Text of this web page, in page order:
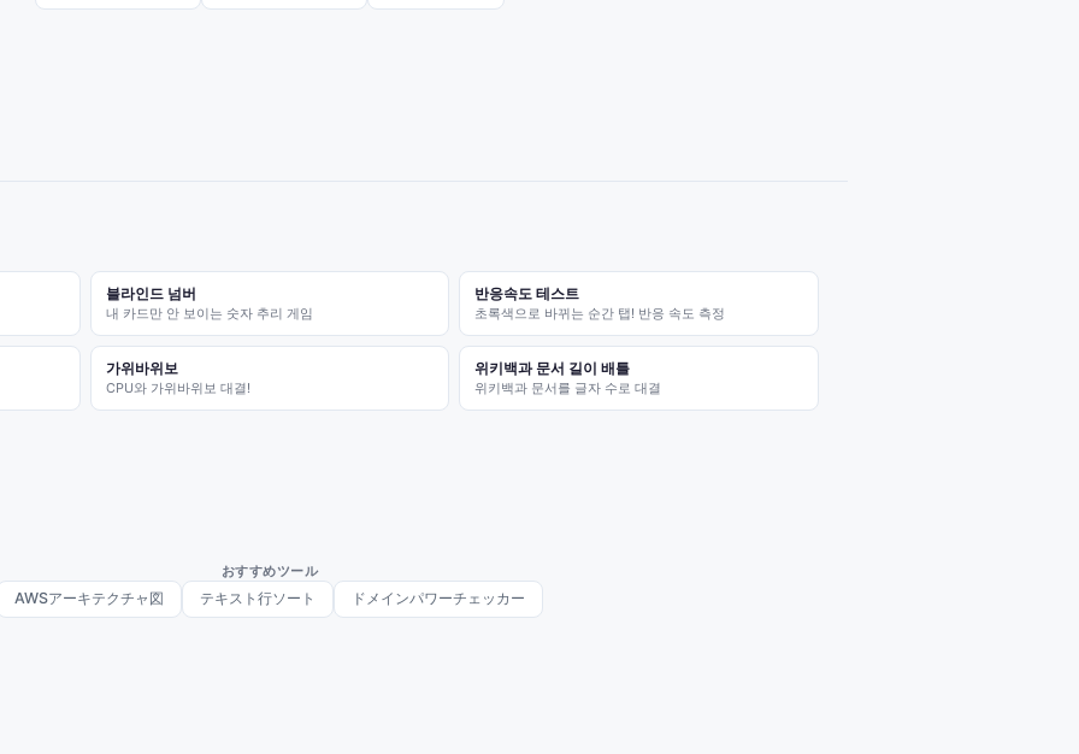
블라인드 넘버
내 카드만 안 보이는 숫자 추리 게임
반응속도 테스트
초록색으로 바뀌는 순간 탭! 반응 속도 측정
가위바위보
CPU와 가위바위보 대결!
위키백과 문서 길이 배틀
위키백과 문서를 글자 수로 대결
おすすめツール
AWSアーキテクチャ図 テキスト行ソート ドメインパワーチェッカー